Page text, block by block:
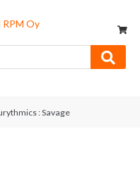
: Savage